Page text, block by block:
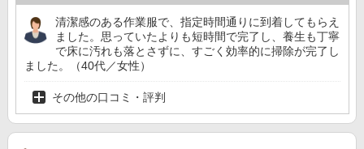
清潔感のある作業服で、指定時間通りに到着してもらえ
ました。思っていたよりも短時間で完了し、養生も丁寧
で床に汚れも落とさずに、すごく効率的に掃除が完了し
ました。（40代／女性）
その他の口コミ・評判